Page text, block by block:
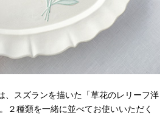
、スズランを描いた「草花のレリーフ洋
２種類を一緒に並べてお使いいただく